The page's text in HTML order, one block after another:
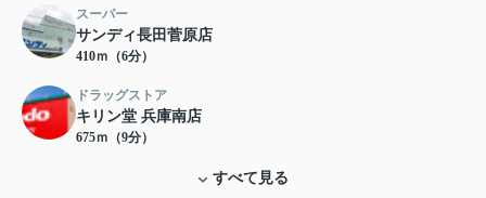
スーパー
サンディ長田菅原店
410ｍ（6分）
ドラッグストア
キリン堂 兵庫南店
675ｍ（9分）
すべて見る